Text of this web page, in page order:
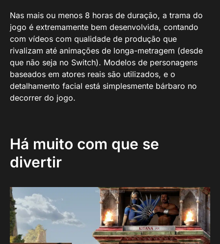
Nas mais ou menos 8 horas de duração, a trama do
jogo é extremamente bem desenvolvida, contando
com vídeos com qualidade de produção que
rivalizam até animações de longa-metragem (desde
que não seja no Switch). Modelos de personagens
baseados em atores reais são utilizados, e o
detalhamento facial está simplesmente bárbaro no
decorrer do jogo.
Há muito com que se
divertir